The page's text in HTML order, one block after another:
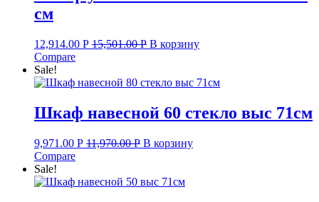
см
12,914.00 Р 15,501.00Р В корзину
Compare
Sale!
Шкаф навесной 60 стекло выс 71см
9,971.00 Р 11,970.00Р В корзину
Compare
Sale!